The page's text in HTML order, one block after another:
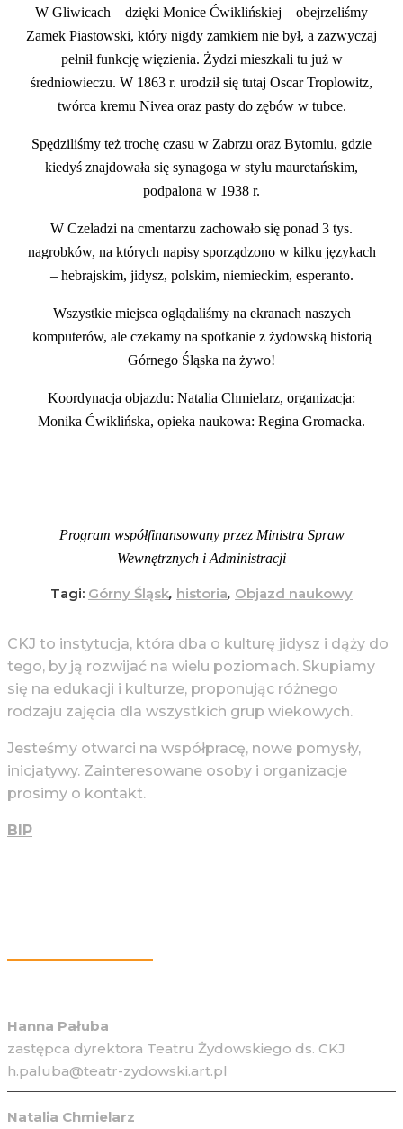
W Gliwicach – dzięki Monice Ćwiklińskiej – obejrzeliśmy
Zamek Piastowski, który nigdy zamkiem nie był, a zazwyczaj
pełnił funkcję więzienia. Żydzi mieszkali tu już w
średniowieczu. W 1863 r. urodził się tutaj Oscar Troplowitz,
twórca kremu Nivea oraz pasty do zębów w tubce.
Spędziliśmy też trochę czasu w Zabrzu oraz Bytomiu, gdzie
kiedyś znajdowała się synagoga w stylu mauretańskim,
podpalona w 1938 r.
W Czeladzi na cmentarzu zachowało się ponad 3 tys.
nagrobków, na których napisy sporządzono w kilku językach
– hebrajskim, jidysz, polskim, niemieckim, esperanto.
Wszystkie miejsca oglądaliśmy na ekranach naszych
komputerów, ale czekamy na spotkanie z żydowską historią
Górnego Śląska na żywo!
Koordynacja objazdu: Natalia Chmielarz, organizacja:
Monika Ćwiklińska, opieka naukowa: Regina Gromacka.
Program współfinansowany przez Ministra Spraw
Wewnętrznych i Administracji
Tagi: Górny Śląsk, historia, Objazd naukowy
CKJ to instytucja, która dba o kulturę jidysz i dąży do
tego, by ją rozwijać na wielu poziomach. Skupiamy
się na edukacji i kulturze, proponując różnego
rodzaju zajęcia dla wszystkich grup wiekowych.
Jesteśmy otwarci na współpracę, nowe pomysły,
inicjatywy. Zainteresowane osoby i organizacje
prosimy o kontakt.
BIP
Hanna Pałuba
zastępca dyrektora Teatru Żydowskiego ds. CKJ
h.paluba@teatr-zydowski.art.pl
Natalia Chmielarz